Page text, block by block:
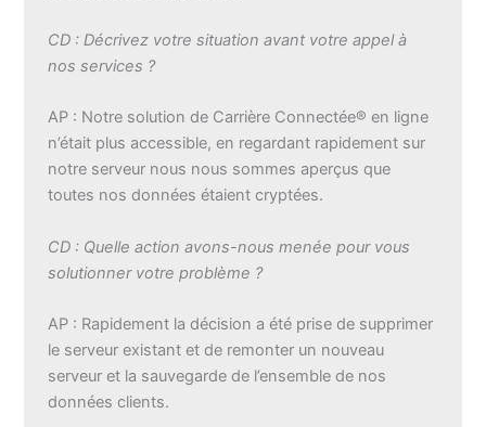
CD : Décrivez votre situation avant votre appel à
nos services ?
AP : Notre solution de Carrière Connectée® en ligne
n’était plus accessible, en regardant rapidement sur
notre serveur nous nous sommes aperçus que
toutes nos données étaient cryptées.
CD : Quelle action avons-nous menée pour vous
solutionner votre problème ?
AP : Rapidement la décision a été prise de supprimer
le serveur existant et de remonter un nouveau
serveur et la sauvegarde de l’ensemble de nos
données clients.